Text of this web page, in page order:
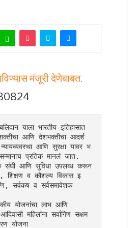
मंजूरी देणेबाबत.
याला भारतीय इतिहासात
आणि देशभक्तीचा आदर्श
आणि सुरक्षा यावर भ
प्रतिक मानलं जात.
संधी आणि सुविधा उपलब्ध करून
शिक्षण व कौशल्य विकास इ
सर्वकष व सर्वसमावेशक
योजनांचा लाभ आणि
महिलांना सर्वांगिण सक्षम
योजना